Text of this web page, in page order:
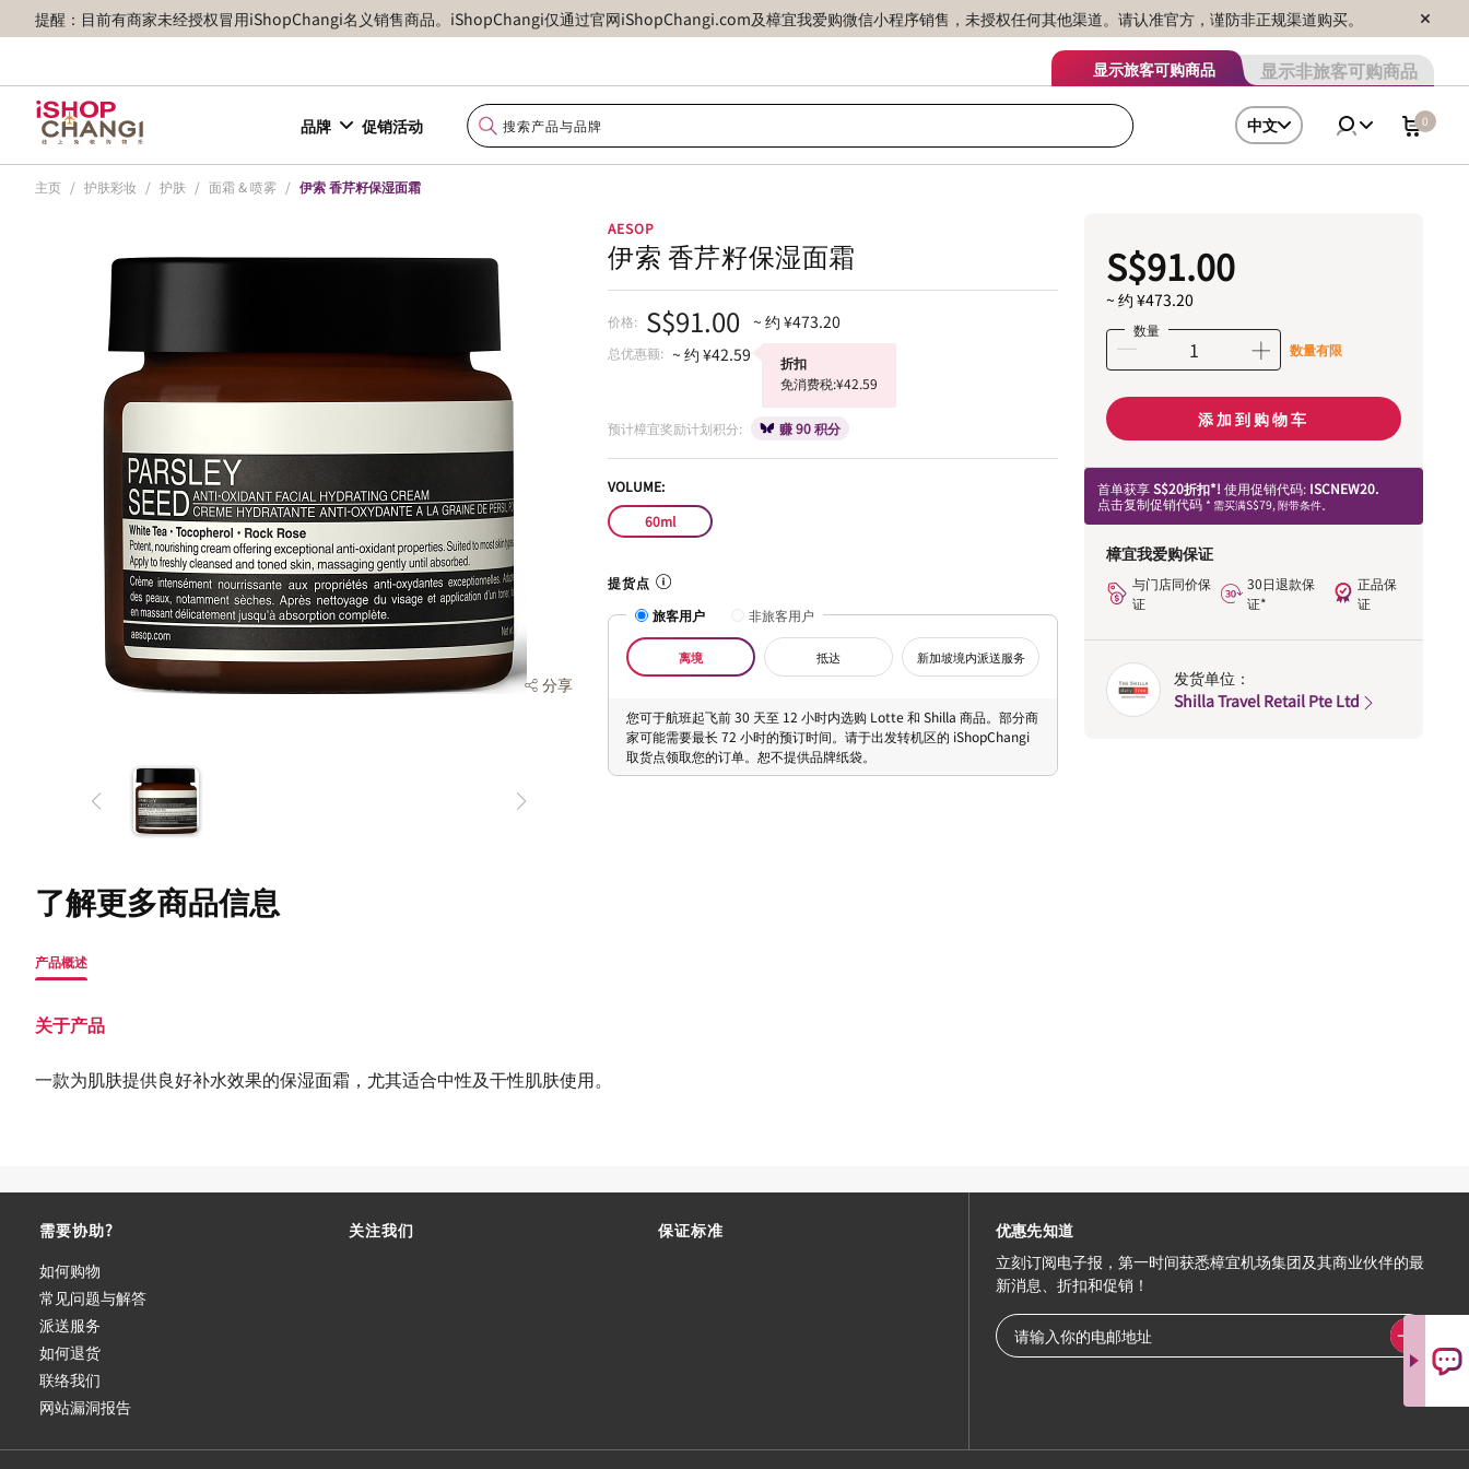
提醒：目前有商家未经授权冒用iShopChangi名义销售商品。iShopChangi仅通过官网iShopChangi.com及樟宜我爱购微信小程序销售，未授权任何其他渠道。请认准官方，谨防非正规渠道购买。
显示旅客可购商品 显示非旅客可购商品
品牌 促销活动 中文 0
主页 / 护肤彩妆 / 护肤 / 面霜 & 喷雾 / 伊索 香芹籽保湿面霜
分享
AESOP
伊索 香芹籽保湿面霜
价格: S$91.00 ~ 约 ¥473.20
总优惠额: ~ 约 ¥42.59
折扣
免消费税:¥42.59
预计樟宜奖励计划积分: 赚 90 积分
VOLUME:
60ml
提货点
旅客用户
非旅客用户
离境 抵达 新加坡境内派送服务
您可于航班起飞前 30 天至 12 小时内选购 Lotte 和 Shilla 商品。部分商
家可能需要最长 72 小时的预订时间。请于出发转机区的 iShopChangi
取货点领取您的订单。恕不提供品牌纸袋。
S$91.00
~ 约 ¥473.20
数量
数量有限
添加到购物车
首单获享S$20折扣*! 使用促销代码: ISCNEW20.
点击复制促销代码 * 需买满S$79, 附带条件。
樟宜我爱购保证
与门店同价保
证
30日退款保
证*
正品保
证
发货单位：
Shilla Travel Retail Pte Ltd
了解更多商品信息
产品概述
关于产品
一款为肌肤提供良好补水效果的保湿面霜，尤其适合中性及干性肌肤使用。
需要协助?
如何购物
常见问题与解答
派送服务
如何退货
联络我们
网站漏洞报告
关注我们 保证标准
优惠先知道
立刻订阅电子报，第一时间获悉樟宜机场集团及其商业伙伴的最
新消息、折扣和促销！